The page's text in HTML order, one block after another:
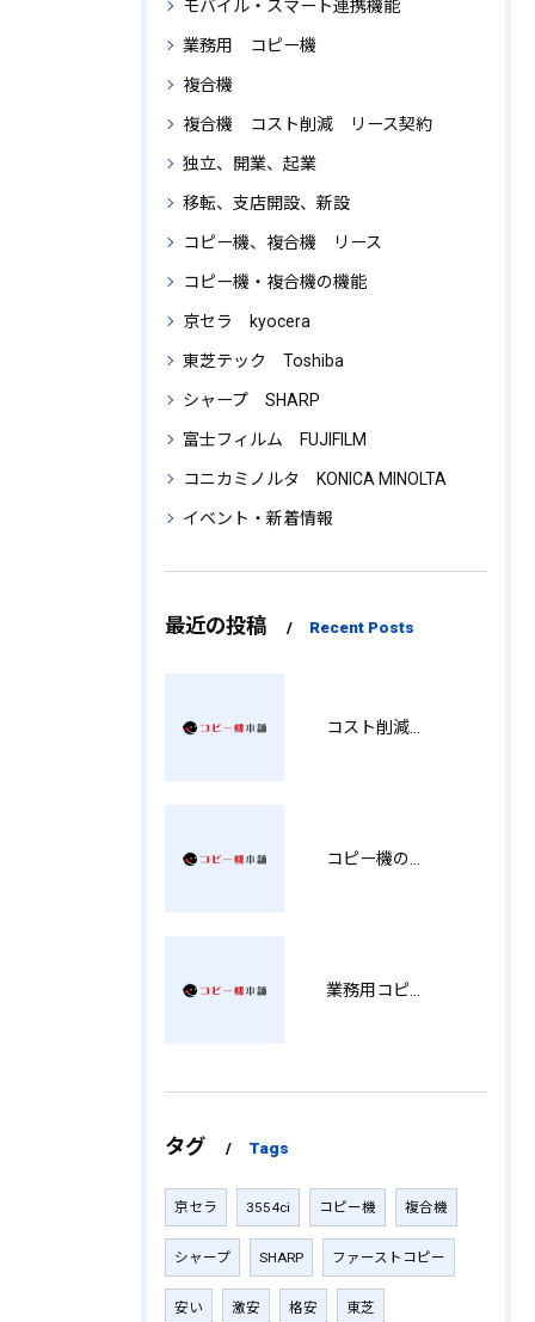
モバイル・スマート連携機能
業務用 コピー機
複合機
複合機 コスト削減 リース契約
独立、開業、起業
移転、支店開設、新設
コピー機、複合機 リース
コピー機・複合機の機能
京セラ kyocera
東芝テック Toshiba
シャープ SHARP
富士フィルム FUJIFILM
コニカミノルタ KONICA MINOLTA
イベント・新着情報
最近の投稿 Recent Posts
コスト削減と視認性アップを両立する印刷術 SM
コピー機の製品情報を徹底比較導入コストから使い勝手まで解説
業務用コピー機の中古選び方と徳島県でお得に導入する費用相場ガイド YY
タグ Tags
京セラ 3554ci コピー機 複合機
シャープ SHARP ファーストコピー
安い 激安 格安 東芝